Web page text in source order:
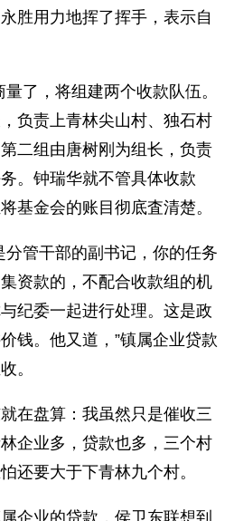
胜用力地挥了挥手，表示自
了，将组建两个收款队伍。
负责上青林尖山村、独石村
二组由唐树刚为组长，负责
。钟瑞华就不管具体收款
基金会的账目彻底査清楚。
分管干部的副书记，你的任务
资款的，不配合收款组的机
纪委一起进行处理。这是政
钱。他又道，”镇属企业贷款
。
在盘算：我虽然只是催收三
企业多，贷款也多，三个村
还要大于下青林九个村。
企业的贷款，侯卫东联想到